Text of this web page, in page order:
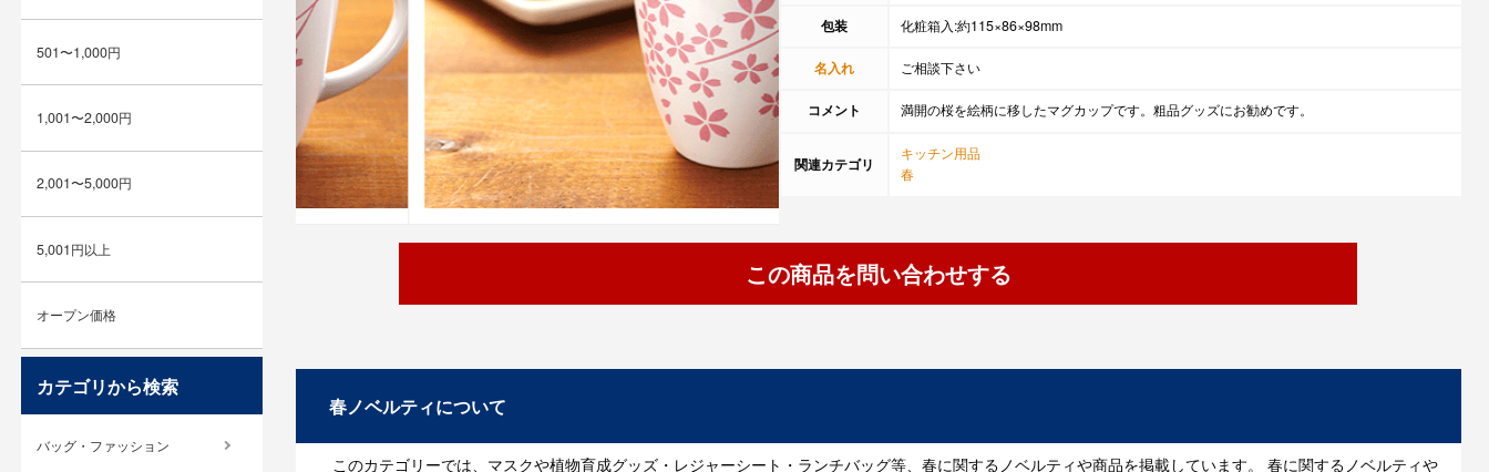
包装 化粧箱入:約115×86×98mm
名入れ ご相談下さい
コメント 満開の桜を絵柄に移したマグカップです。粗品グッズにお勧めです。
関連カテゴリ
キッチン用品
春
この商品を問い合わせする
春ノベルティについて
このカテゴリーでは、マスクや植物育成グッズ・レジャーシート・ランチバッグ等、春に関するノベルティや商品を掲載しています。 春に関するノベルティや
501〜1,000円
1,001〜2,000円
2,001〜5,000円
5,001円以上
オープン価格
カテゴリから検索
バッグ・ファッション